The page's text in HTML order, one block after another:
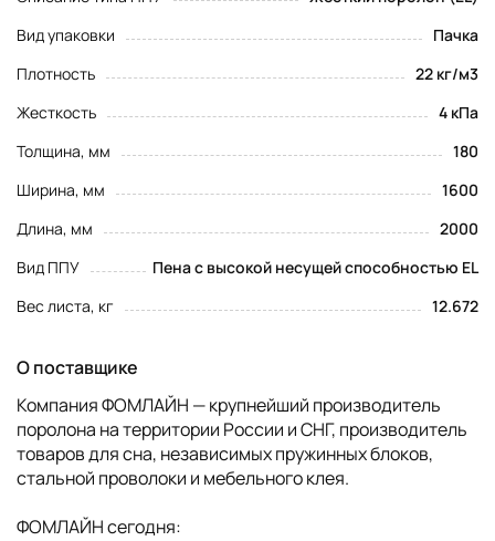
Вид упаковки
Пачка
Плотность
22 кг/м3
Жесткость
4 кПа
Толщина, мм
180
Ширина, мм
1600
Длина, мм
2000
Вид ППУ
Пена с высокой несущей способностью EL
Вес листа, кг
12.672
О поставщике
Компания ФОМЛАЙН — крупнейший производитель
поролона на территории России и СНГ, производитель
товаров для сна, независимых пружинных блоков,
стальной проволоки и мебельного клея.
ФОМЛАЙН сегодня: